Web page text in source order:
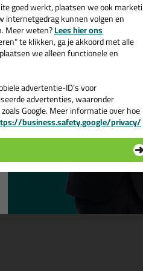
Wanneer gebruik je de XP Delta
Dit kitpistool is geschikt voor het
schakel die in het pistool zit. Let er
voor kokers en dus niet voor worsten!
Kenmerken
Draaihuls en ladderhaak
Rubberen handgreep en trekker
Corrosiebestendige speciale
Activerende follow-up stop-
Schakelbare
Kleur: Zwart/rood (Foto wijkt
NIEUW - met
goed werkt, plaatsen we ook
internetgedrag kunnen volgen en
Meer weten?Lees hier ons
te klikken, ga je akkoord met alle
we alleen functionele en
advertentie-ID’s voor
advertenties, waaronder
Google. Meer informatie over hoe
business.safety.google/privacy/